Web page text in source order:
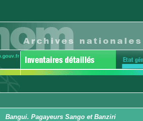
Bangui. Pagayeurs Sango et Banziri